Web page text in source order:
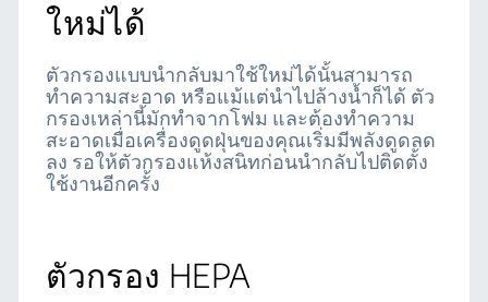
ใหม่ได้
ตัวกรองแบบนำกลับมาใช้ใหม่ได้นั้นสามารถ
ทำความสะอาด หรือแม้แต่นำไปล้างน้ำก็ได้ ตัว
กรองเหล่านี้มักทำจากโฟม และต้องทำความ
สะอาดเมื่อเครื่องดูดฝุ่นของคุณเริ่มมีพลังดูดลด
ลง รอให้ตัวกรองแห้งสนิทก่อนนำกลับไปติดตั้ง
ใช้งานอีกครั้ง
ตัวกรอง HEPA